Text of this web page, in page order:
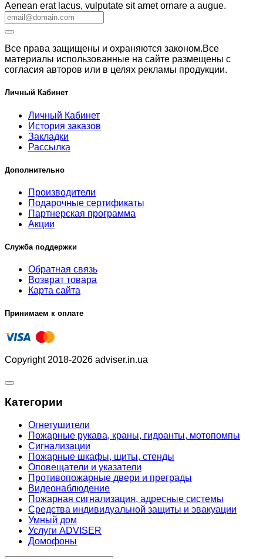
Aenean erat lacus, vulputate sit amet ornare a augue.
Все права защищены и охраняются законом.Все
материалы использованные на сайте размещены с
согласия авторов или в целях рекламы продукции.
Личный Кабинет
Личный Кабинет
История заказов
Закладки
Рассылка
Дополнительно
Производители
Подарочные сертификаты
Партнерская программа
Акции
Служба поддержки
Обратная связь
Возврат товара
Карта сайта
Принимаем к оплате
Copyright 2018-2026 adviser.in.ua
Категории
Огнетушители
Пожарные рукава, краны, гидранты, мотопомпы
Сигнализации
Пожарные шкафы, щиты, стенды
Оповещатели и указатели
Противопожарные двери и преграды
Видеонаблюдение
Пожарная сигнализация, адресные системы
Средства индивидуальной защиты и эвакуации
Умный дом
Услуги ADVISER
Домофоны